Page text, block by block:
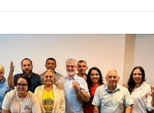
Professora
estadual,